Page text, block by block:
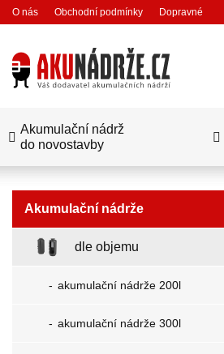
O nás Obchodní podmínky Dopravné
Akumulační nádrž
do novostavby
Akumulační nádrže
dle objemu
akumulační nádrže 200l
akumulační nádrže 300l